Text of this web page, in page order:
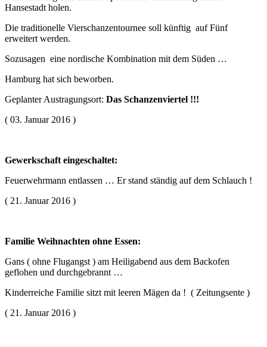
Hansestadt holen.
Die traditionelle Vierschanzentournee soll künftig auf Fünf
erweitert werden.
Sozusagen eine nordische Kombination mit dem Süden …
Hamburg hat sich beworben.
Geplanter Austragungsort: Das Schanzenviertel !!!
( 03. Januar 2016 )
Gewerkschaft eingeschaltet:
Feuerwehrmann entlassen … Er stand ständig auf dem Schlauch !
( 21. Januar 2016 )
Familie Weihnachten ohne Essen:
Gans ( ohne Flugangst ) am Heiligabend aus dem Backofen
geflohen und durchgebrannt …
Kinderreiche Familie sitzt mit leeren Mägen da ! ( Zeitungsente )
( 21. Januar 2016 )